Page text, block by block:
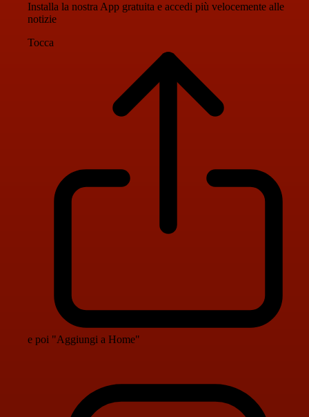
Installa la nostra App gratuita e accedi più velocemente alle
notizie
Tocca
e poi "Aggiungi a Home"